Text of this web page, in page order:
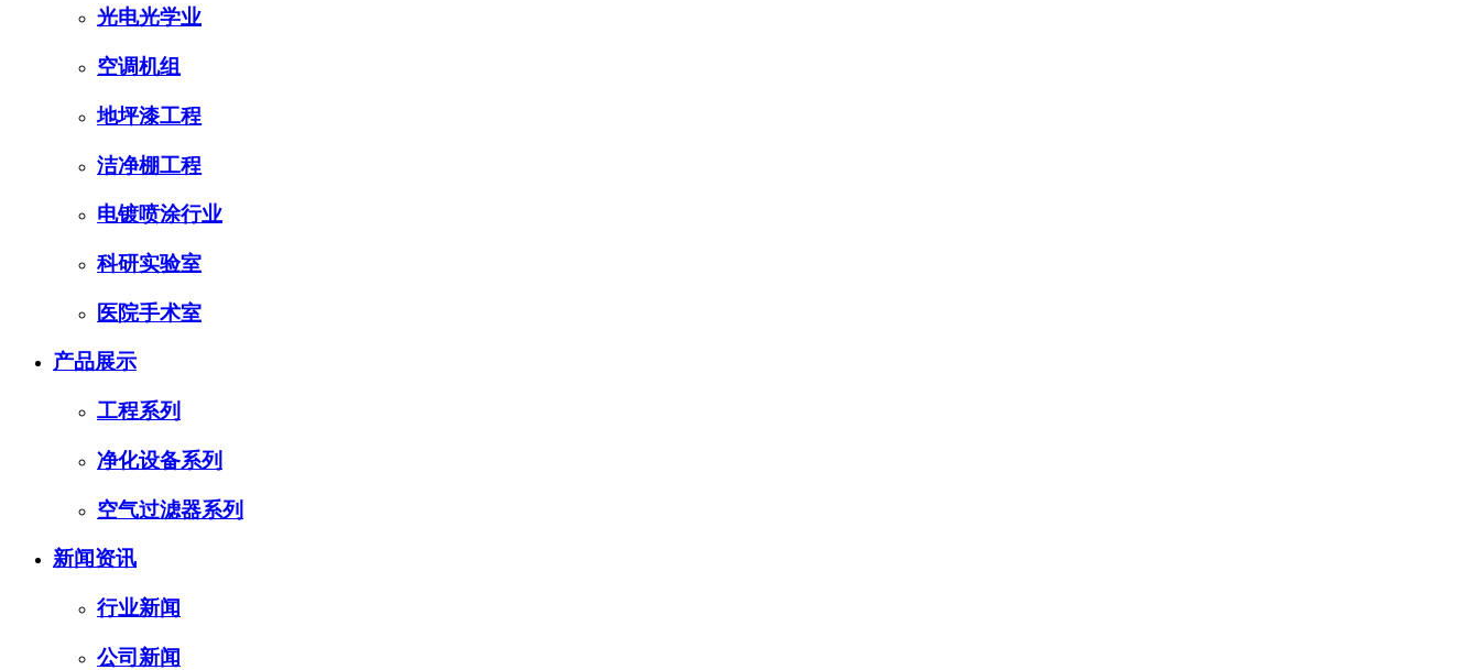
光电光学业
空调机组
地坪漆工程
洁净棚工程
电镀喷涂行业
科研实验室
医院手术室
产品展示
工程系列
净化设备系列
空气过滤器系列
新闻资讯
行业新闻
公司新闻